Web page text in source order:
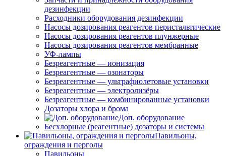
дезинфекции
Расходники оборудования дезинфекции
Насосы дозирования реагентов перистальтические
Насосы дозирования реагентов плунжерные
Насосы дозирования реагентов мембранные
УФ-лампы
Безреагентные — ионизация
Безреагентные — озонаторы
Безреагентные — ультрафиолетовые установки
Безреагентные — электролизёры
Безреагентные — комбинированные установки
Дозаторы хлора и брома
Доп. оборудование
Бесхлорные (реагентные) дозаторы и системы
Павильоны,
ограждения и перголы
Павильоны